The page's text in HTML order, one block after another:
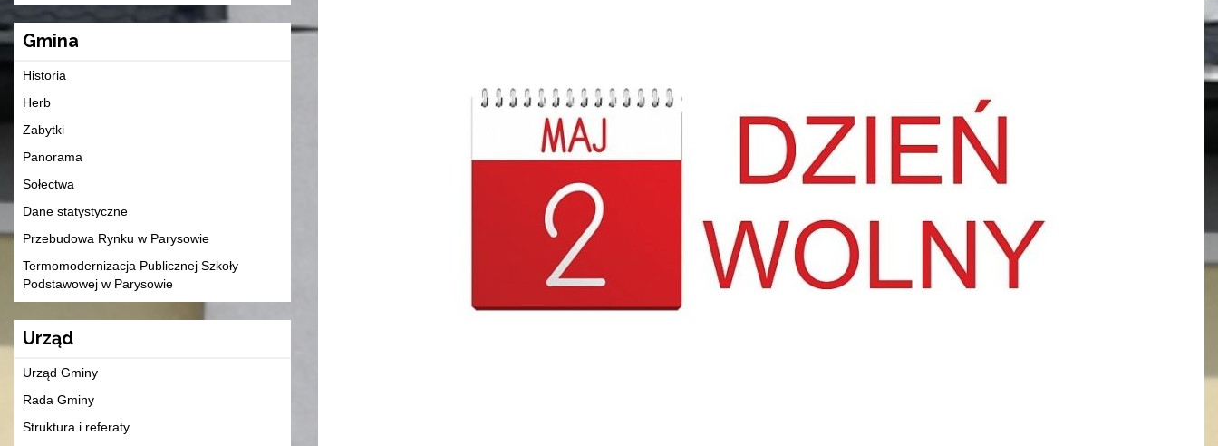
Gmina
Historia
Herb
Zabytki
Panorama
Sołectwa
Dane statystyczne
Przebudowa Rynku w Parysowie
Termomodernizacja Publicznej Szkoły
Podstawowej w Parysowie
Urząd
Urząd Gminy
Rada Gminy
Struktura i referaty